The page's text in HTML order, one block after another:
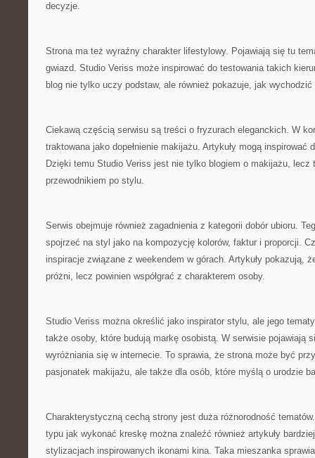
decyzje.
Strona ma też wyraźny charakter lifestylowy. Pojawiają się tu
gwiazd. Studio Veriss może inspirować do testowania takich
blog nie tylko uczy podstaw, ale również pokazuje, jak
Ciekawą częścią serwisu są treści o fryzurach eleganckich. W
traktowana jako dopełnienie makijażu. Artykuły mogą inspirować
Dzięki temu Studio Veriss jest nie tylko blogiem o makijażu, lecz
przewodnikiem po stylu.
Serwis obejmuje również zagadnienia z kategorii dobór ubioru.
spojrzeć na styl jako na kompozycję kolorów, faktur i proporcji.
inspiracje związane z weekendem w górach. Artykuły pokazują,
próżni, lecz powinien współgrać z charakterem osoby.
Studio Veriss można określić jako inspirator stylu, ale jego
także osoby, które budują markę osobistą. W serwisie pojawiają
wyróżniania się w internecie. To sprawia, że strona może być
pasjonatek makijażu, ale także dla osób, które myślą o urodzie
Charakterystyczną cechą strony jest duża różnorodność
typu jak wykonać kreskę można znaleźć również artykuły
stylizacjach inspirowanych ikonami kina. Taka mieszanka